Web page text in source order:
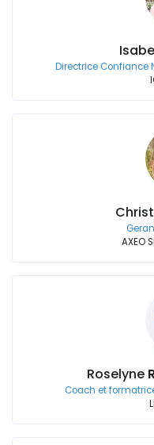
Directrice Confiance
AXEO
Roselyne
Coach et